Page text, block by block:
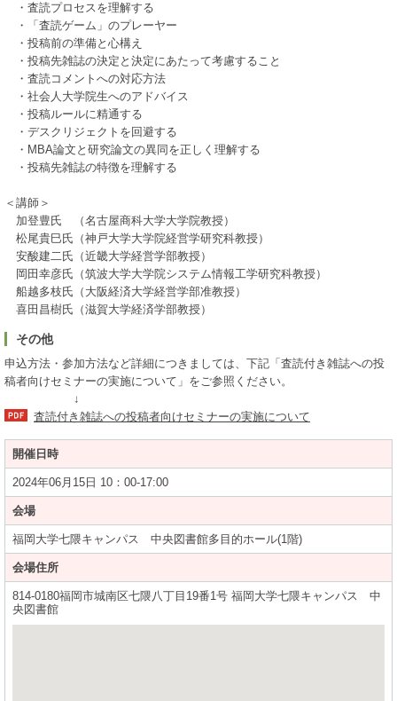
・査読プロセスを理解する
・「査読ゲーム」のプレーヤー
・投稿前の準備と心構え
・投稿先雑誌の決定と決定にあたって考慮すること
・査読コメントへの対応方法
・社会人大学院生へのアドバイス
・投稿ルールに精通する
・デスクリジェクトを回避する
・MBA論文と研究論文の異同を正しく理解する
・投稿先雑誌の特徴を理解する
＜講師＞
加登豊氏 （名古屋商科大学大学院教授）
松尾貴巳氏（神戸大学大学院経営学研究科教授）
安酸建二氏（近畿大学経営学部教授）
岡田幸彦氏（筑波大学大学院システム情報工学研究科教授）
船越多枝氏（大阪経済大学経営学部准教授）
喜田昌樹氏（滋賀大学経済学部教授）
その他
申込方法・参加方法など詳細につきましては、下記「査読付き雑誌への投
稿者向けセミナーの実施について」をご参照ください。
↓
査読付き雑誌への投稿者向けセミナーの実施について
開催日時
2024年06月15日 10：00-17:00
会場
福岡大学七隈キャンパス 中央図書館多目的ホール(1階)
会場住所
814-0180福岡市城南区七隈八丁目19番1号 福岡大学七隈キャンパス 中
央図書館